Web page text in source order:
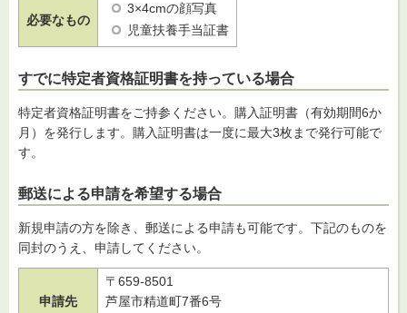
必要なもの
3×4cmの顔写真
児童扶養手当証書
すでに特定者資格証明書を持っている場合
特定者資格証明書をご持参ください。購入証明書（有効期間6か
月）を発行します。購入証明書は一度に最大3枚まで発行可能で
す。
郵送による申請を希望する場合
新規申請の方を除き、郵送による申請も可能です。下記のものを
同封のうえ、申請してください。
申請先
〒659-8501
芦屋市精道町7番6号